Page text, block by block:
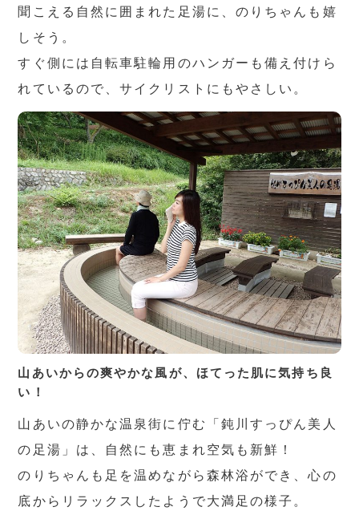
聞こえる自然に囲まれた足湯に、のりちゃんも嬉
しそう。
すぐ側には自転車駐輪用のハンガーも備え付けら
れているので、サイクリストにもやさしい。
山あいからの爽やかな風が、ほてった肌に気持ち良
い！
山あいの静かな温泉街に佇む「鈍川すっぴん美人
の足湯」は、自然にも恵まれ空気も新鮮！
のりちゃんも足を温めながら森林浴ができ、心の
底からリラックスしたようで大満足の様子。